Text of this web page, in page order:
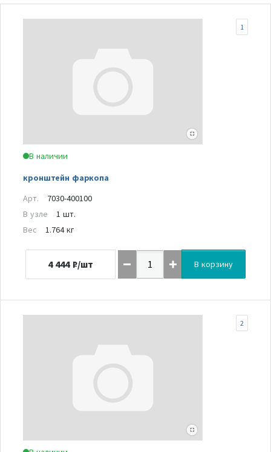
В наличии
кронштейн фаркопа
1
Арт.
7030-400100
В узле
1 шт.
Вес
1.764 кг
4 444 ₽/шт В корзину
2